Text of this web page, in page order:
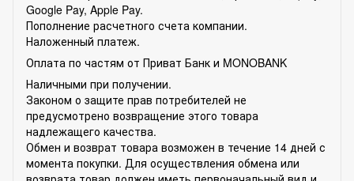
Google Pay, Apple Pay.
Пополнение расчетного счета компании.
Наложенный платеж.
Оплата по частям от Приват Банк и MONOBANK
Наличными при получении.
Законом о защите прав потребителей не
предусмотрено возвращение этого товара
надлежащего качества.
Обмен и возврат товара возможен в течение 14 дней с
момента покупки. Для осуществления обмена или